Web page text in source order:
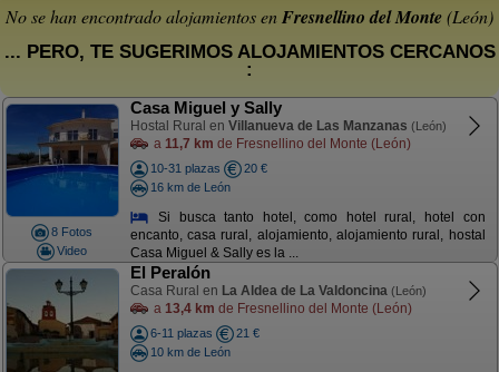
No se han encontrado alojamientos enFresnellino del Monte(León)
... PERO, TE SUGERIMOS ALOJAMIENTOS CERCANOS
:
8 Fotos
Video
Casa Miguel y Sally
Hostal Rural en Villanueva de Las Manzanas (León)
a 11,7 km de Fresnellino del Monte (León)
10-31 plazas
20 €
16 km de León
Si busca tanto hotel, como hotel rural, hotel con
encanto, casa rural, alojamiento, alojamiento rural, hostal
Casa Miguel & Sally es la ...
El Peralón
Casa Rural en La Aldea de La Valdoncina (León)
a 13,4 km de Fresnellino del Monte (León)
6-11 plazas
21 €
10 km de León